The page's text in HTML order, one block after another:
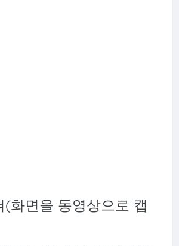
(화면을 동영상으로 캡